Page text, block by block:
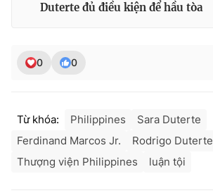
Duterte đủ điều kiện để hầu tòa
0 0
Từ khóa: Philippines
Sara Duterte
Ferdinand Marcos Jr.
Rodrigo Duterte
Thượng viện Philippines
luận tội